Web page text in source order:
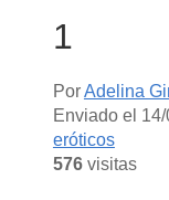
1
PorAdelina
Enviado el
eróticos
576visitas